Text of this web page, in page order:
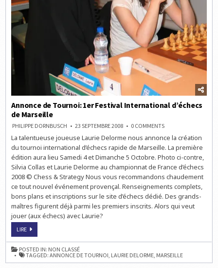
Annonce de Tournoi: 1er Festival International d’échecs
de Marseille
PHILIPPE DORNBUSCH 23 SEPTEMBRE 2008 0 COMMENTSON
DE
1ER
FESTIVAL
INTERNATIONAL
D’ÉCHECS
MARSEILLE
La talentueuse joueuse Laurie Delorme nous annonce la création
du tournoi international d’échecs rapide de Marseille. La première
édition aura lieu Samedi 4 et Dimanche 5 Octobre. Photo ci-contre,
Silvia Collas et Laurie Delorme au championnat de France d’échecs
2008 © Chess & Strategy Nous vous recommandons chaudement
ce tout nouvel événement provençal. Renseignements complets,
bons plans et inscriptions sur le site d’échecs dédié. Des grands-
maîtres figurent déjà parmi les premiers inscrits. Alors qui veut
jouer (aux échecs) avec Laurie?
LIREANNONCE
TOURNOI:
1ER
FESTIVAL
INTERNATIONAL
D’ÉCHECS
POSTED IN: NON CLASSÉ
TAGGED:ANNONCE DE TOURNOI LAURIE DELORME MARSEILLE